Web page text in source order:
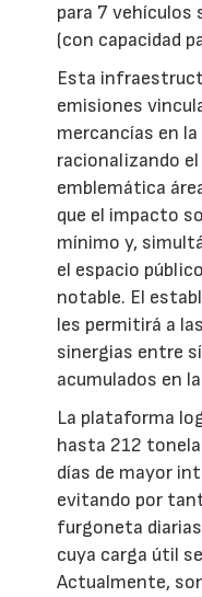
para 7 vehículos
(con capacidad
Esta
emisiones
mercancías en
racionalizando
emblemática
que el impacto
mínimo y,
el espacio
notable. El
les permitirá a
sinergias entre
acumulados en
La plataforma
hasta 212
días de mayor
evitando por
furgoneta
cuya carga útil
Actualmente,